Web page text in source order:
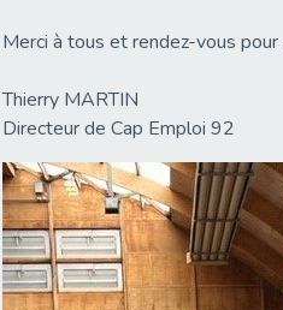
Merci à tous et rendez-vous
Thierry MARTIN
Directeur de Cap Emploi 92